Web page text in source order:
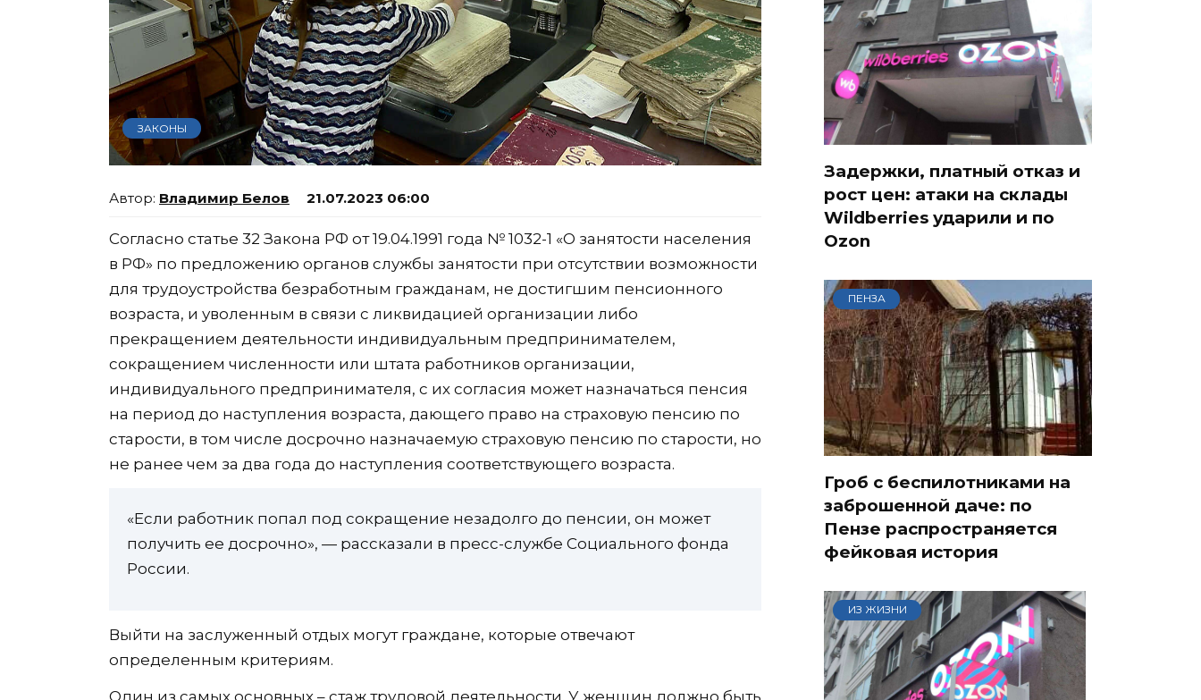
ЗАКОНЫ
Владимир Белов 21.07.2023 06:00
Согласно статье 32 Закона РФ от 19.04.1991 года № 1032-1 «О занятости населения
в РФ» по предложению органов службы занятости при отсутствии возможности
для трудоустройства безработным гражданам, не достигшим пенсионного
возраста, и уволенным в связи с ликвидацией организации либо
прекращением деятельности индивидуальным предпринимателем,
сокращением численности или штата работников организации,
индивидуального предпринимателя, с их согласия может назначаться пенсия
на период до наступления возраста, дающего право на страховую пенсию по
старости, в том числе досрочно назначаемую страховую пенсию по старости, но
не ранее чем за два года до наступления соответствующего возраста.
«Если работник попал под сокращение незадолго до пенсии, он может
получить ее досрочно», — рассказали в пресс-службе Социального фонда
России.
Выйти на заслуженный отдых могут граждане, которые отвечают
определенным критериям.
Один из самых основных – стаж трудовой деятельности. У женщин должно быть
Задержки, платный отказ и
рост цен: атаки на склады
Wildberries ударили и по
Ozon
ПЕНЗА
Гроб с беспилотниками на
заброшенной даче: по
Пензе распространяется
фейковая история
ИЗ ЖИЗНИ